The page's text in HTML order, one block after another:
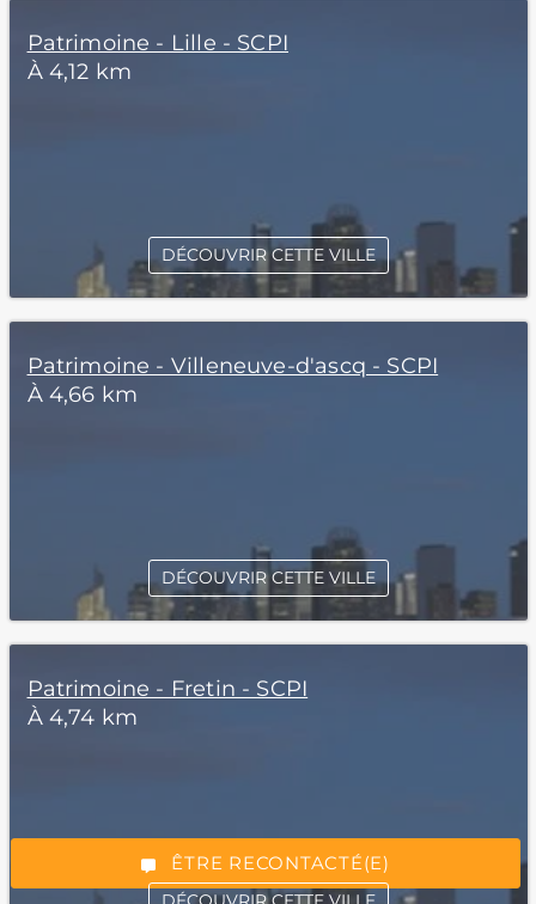
*Champs obligatoires
“Excellent”, 165 avis
ÊTRE RECONTACTÉ(E)
Patrimoine - Lille - SCPI
À 4,12 km
DÉCOUVRIR CETTE VILLE
Patrimoine - Villeneuve-d'ascq - SCPI
À 4,66 km
DÉCOUVRIR CETTE VILLE
Patrimoine - Fretin - SCPI
À 4,74 km